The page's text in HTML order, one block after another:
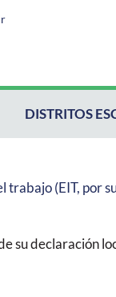
DISTRITOS
(EIT, por
su declaración